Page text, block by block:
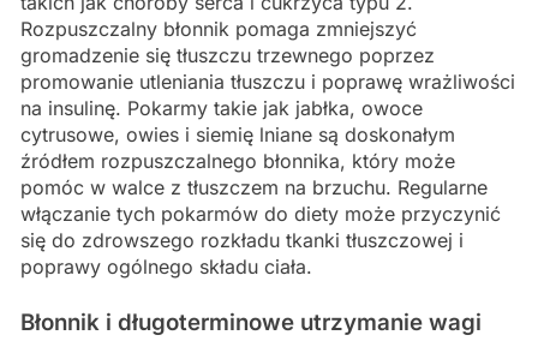
Rozpuszczalny błonnik pomaga zmniejszyć
gromadzenie się tłuszczu trzewnego poprzez
promowanie utleniania tłuszczu i poprawę wrażliwości
na insulinę. Pokarmy takie jak jabłka, owoce
cytrusowe, owies i siemię lniane są doskonałym
źródłem rozpuszczalnego błonnika, który może
pomóc w walce z tłuszczem na brzuchu. Regularne
włączanie tych pokarmów do diety może przyczynić
się do zdrowszego rozkładu tkanki tłuszczowej i
poprawy ogólnego składu ciała.
Błonnik i długoterminowe utrzymanie wagi